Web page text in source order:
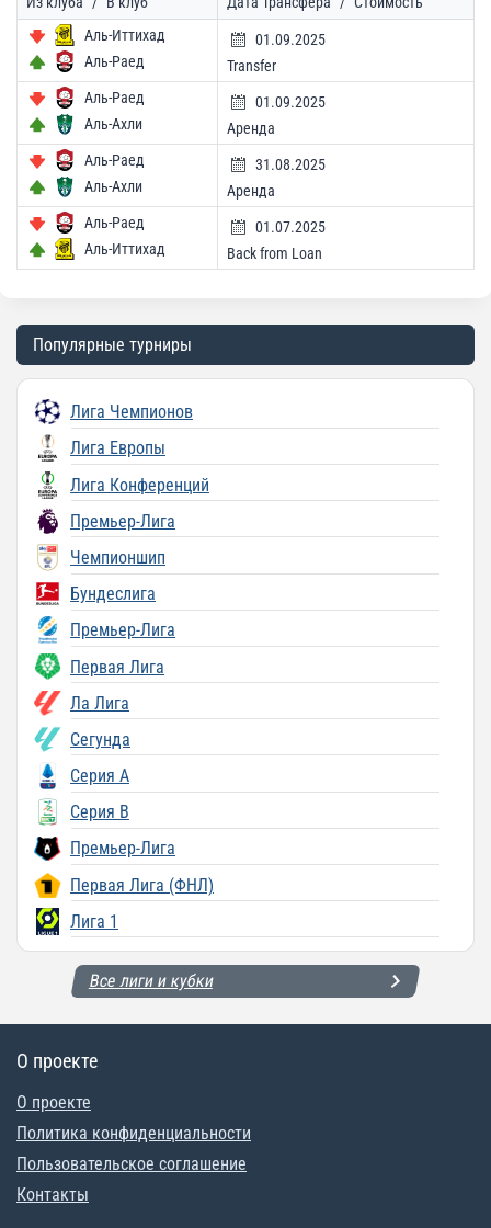
Аль-Иттихад
Аль-Раед
01.09.2025
Transfer
Аль-Раед
Аль-Ахли
01.09.2025
Аренда
Аль-Раед
Аль-Ахли
31.08.2025
Аренда
Аль-Раед
Аль-Иттихад
01.07.2025
Back from Loan
Популярные турниры
Лига Чемпионов
Лига Европы
Лига Конференций
Премьер-Лига
Чемпионшип
Бундеслига
Премьер-Лига
Первая Лига
Ла Лига
Сегунда
Серия A
Серия B
Премьер-Лига
Первая Лига (ФНЛ)
Лига 1
Все лиги и кубки
О проекте
О проекте
Политика конфиденциальности
Пользовательское соглашение
Контакты